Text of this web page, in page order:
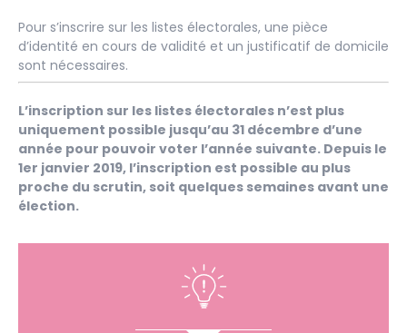
Pour s’inscrire sur les listes électorales, une pièce
d’identité en cours de validité et un justificatif de domicile
sont nécessaires.
L’inscription sur les listes électorales n’est plus
uniquement possible jusqu’au 31 décembre d’une
année pour pouvoir voter l’année suivante. Depuis le
1er janvier 2019, l’inscription est possible au plus
proche du scrutin, soit quelques semaines avant une
élection.